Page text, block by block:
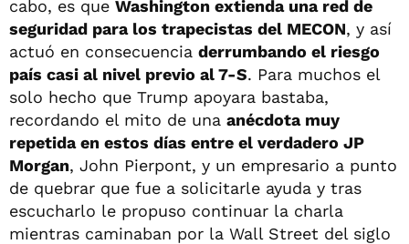
cabo, es que Washington extienda una red de
seguridad para los trapecistas del MECON, y así
actuó en consecuencia derrumbando el riesgo
país casi al nivel previo al 7-S. Para muchos el
solo hecho que Trump apoyara bastaba,
recordando el mito de una anécdota muy
repetida en estos días entre el verdadero JP
Morgan, John Pierpont, y un empresario a punto
de quebrar que fue a solicitarle ayuda y tras
escucharlo le propuso continuar la charla
mientras caminaban por la Wall Street del siglo